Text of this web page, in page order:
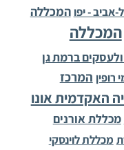
- יפו המכללה
המכללה
ברמת גן
המרכז
האקדמית אונו
מכללת אורנים
מכללת לוינסקי